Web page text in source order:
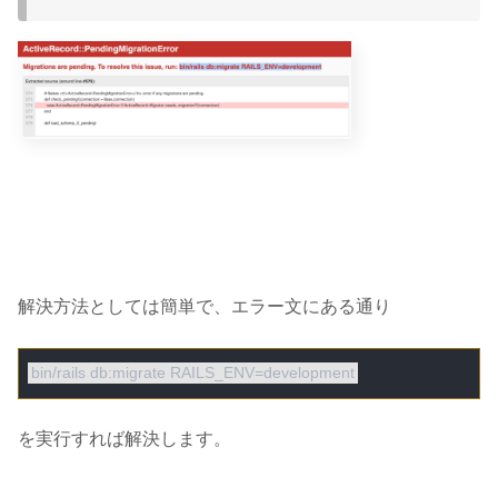
解決方法としては簡単で、エラー文にある通り
bin/rails db:migrate RAILS_ENV=development
を実行すれば解決します。